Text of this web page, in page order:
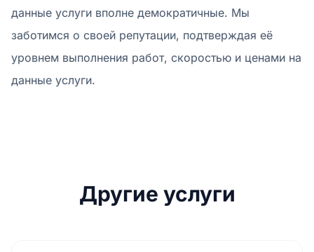
данные услуги вполне демократичные. Мы
заботимся о своей репутации, подтверждая её
уровнем выполнения работ, скоростью и ценами на
данные услуги.
Другие услуги